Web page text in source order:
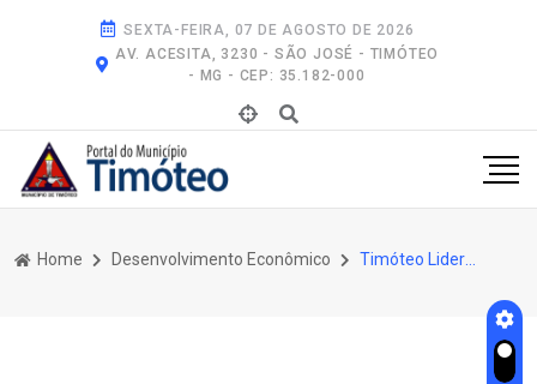
SEXTA-FEIRA, 07 DE AGOSTO DE 2026
AV. ACESITA, 3230 - SÃO JOSÉ - TIMÓTEO
- MG - CEP: 35.182-000
Home Desenvolvimento Econômico